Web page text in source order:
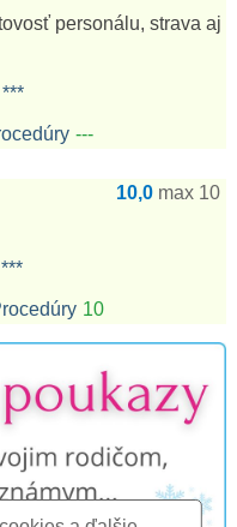
personálu, strava aj
---
10,0 max 10
10